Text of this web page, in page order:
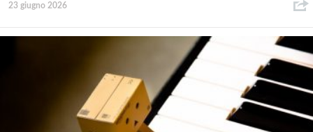
23 giugno 2026